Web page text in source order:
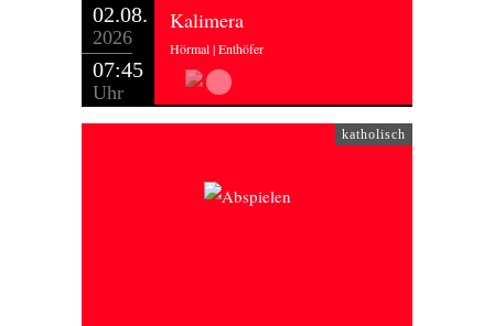
02.08.
2026
07:45
Uhr
Kalimera
Hörmal | Enthöfer
katholisch